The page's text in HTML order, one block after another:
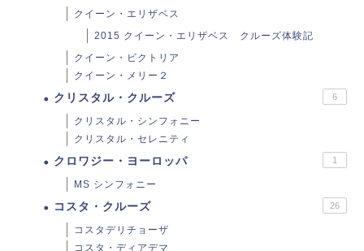
クイーン・エリザベス
2015 クイーン・エリザベス クルーズ体験記
クイーン・ビクトリア
クイーン・メリー２
クリスタル・クルーズ 6
クリスタル・シンフォニー
クリスタル・セレニティ
クロワジー・ヨーロッパ 1
MS シンフォニー
コスタ・クルーズ 26
コスタデリチョーザ
コスタ・ディアデマ